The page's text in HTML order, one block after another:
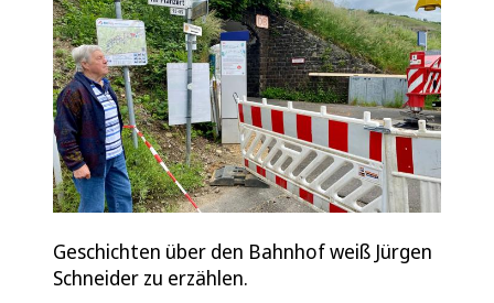
Geschichten über den Bahnhof weiß Jürgen
Schneider zu erzählen.